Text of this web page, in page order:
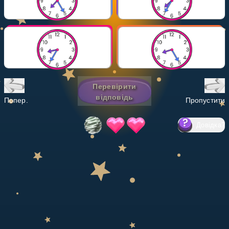
НАВЧАЛЬНИЙ ПЛАН
Select curriculum
Попер.
Перевірити
відповідь
Пропустити
?